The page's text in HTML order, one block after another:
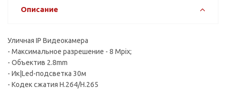
Описание
Уличная IP Видеокамера
- Максимальное разрешение - 8 Mpix;
- Объектив 2.8mm
- Ик|Led-подсветка 30м
- Кодек сжатия H.264/H.265